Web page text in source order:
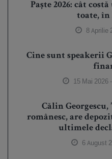
Paște 2026: cât
toate, în
8 Aprilie
Cine sunt speakerii
15 Mai 2026 -
Călin
românesc, are
ultimele
6 August